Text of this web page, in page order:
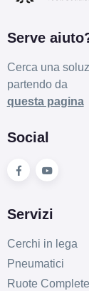
Serve
Cerca una
partendo da
questa pagina
Social
Servizi
Cerchi in lega
Pneumatici
Ruote Complete